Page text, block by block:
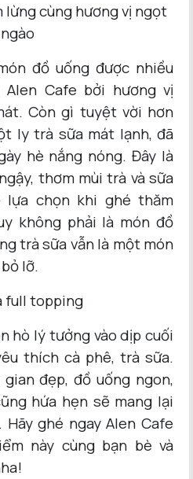
lừng cùng hương vị ngọt
ngào
đồ uống được nhiều
Cafe bởi hương vị
Còn gì tuyệt vời hơn
ly trà sữa mát lạnh, đã
hè nắng nóng. Đây là
thơm mùi trà và sữa
chọn khi ghé thăm
không phải là món đồ
trà sữa vẫn là một món
lỡ.
full topping
hò lý tưởng vào dịp cuối
thích cà phê, trà sữa.
đẹp, đồ uống ngon,
hứa hẹn sẽ mang lại
ghé ngay Alen Cafe
này cùng bạn bè và